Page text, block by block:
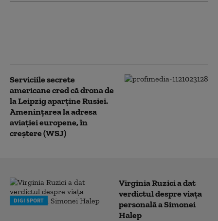
Serviciile secrete
americane cred că drona de
la Leipzig aparține Rusiei.
Amenințarea la adresa
aviației europene, în
creștere (WSJ)
DIGI SPORT
Virginia Ruzici a dat
verdictul despre viața
personală a Simonei
Halep